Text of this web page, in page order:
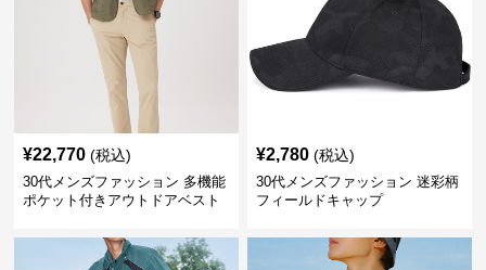
¥22,770 (税込)
30代メンズファッション 多機能
ポケット付きアウトドアベスト
¥2,780 (税込)
30代メンズファッション 迷彩柄
フィールドキャップ